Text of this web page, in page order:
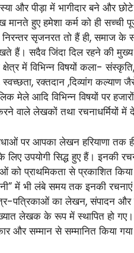
और पीड़ा में भागीदार बने
हुए हमेशा कर्म को ही सच्ची
सृजनरत तो हैं ही, समाज के
सदैव जिंदा दिल रहने की मुख्य
विभिन्न विषयों कला- संस्कृति,
रक्तदान ,दिव्यांग कल्याण
आदि विभिन्न विषयों पर हजारों
वाले लेखकों तथा रचनाधर्मियों
पर आपका लेखन हरियाणा तक
सिद्ध हुए हैं। इनकी
प्राथमिकता से प्रकाशित
में भी लंबे समय तक इनकी
पत्रिकाओं का लेखन, संपादन
लेखक के रूप में स्थापित हो
और सम्मान से सम्मानित किया